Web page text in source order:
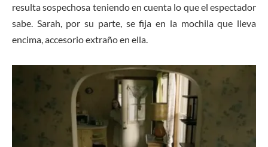
resulta sospechosa teniendo en cuenta lo que el espectador
sabe. Sarah, por su parte, se fija en la mochila que lleva
encima, accesorio extraño en ella.